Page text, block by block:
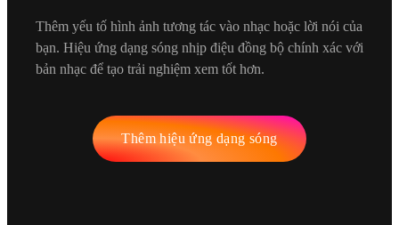
Thêm yếu tố hình ảnh tương tác vào nhạc hoặc lời nói của
bạn. Hiệu ứng dạng sóng nhịp điệu đồng bộ chính xác với
bản nhạc để tạo trải nghiệm xem tốt hơn.
Thêm hiệu ứng dạng sóng